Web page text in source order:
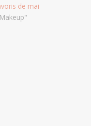
de mai